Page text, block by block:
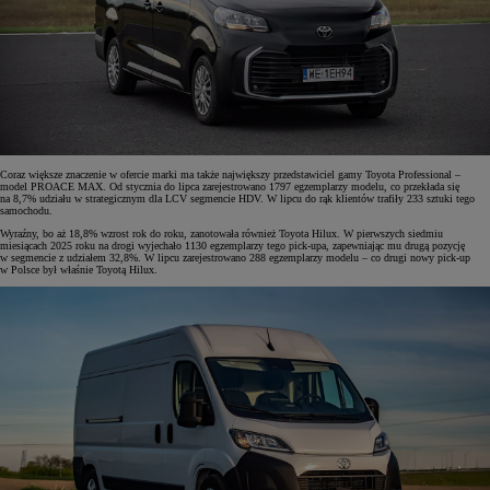
Coraz większe znaczenie w ofercie marki ma także największy przedstawiciel gamy Toyota Professional –
model PROACE MAX. Od stycznia do lipca zarejestrowano 1797 egzemplarzy modelu, co przekłada się
na 8,7% udziału w strategicznym dla LCV segmencie HDV. W lipcu do rąk klientów trafiły 233 sztuki tego
samochodu.
Wyraźny, bo aż 18,8% wzrost rok do roku, zanotowała również Toyota Hilux. W pierwszych siedmiu
miesiącach 2025 roku na drogi wyjechało 1130 egzemplarzy tego pick-upa, zapewniając mu drugą pozycję
w segmencie z udziałem 32,8%. W lipcu zarejestrowano 288 egzemplarzy modelu – co drugi nowy pick-up
w Polsce był właśnie Toyotą Hilux.